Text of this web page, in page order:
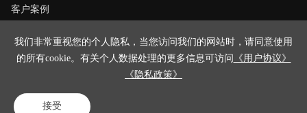
客户案例
资源中心
联系我们
我们非常重视您的个人隐私，当您访问我们的网站时，请同意使用
的所有cookie。有关个人数据处理的更多信息可访问 《用户协议》
《隐私政策》
接受